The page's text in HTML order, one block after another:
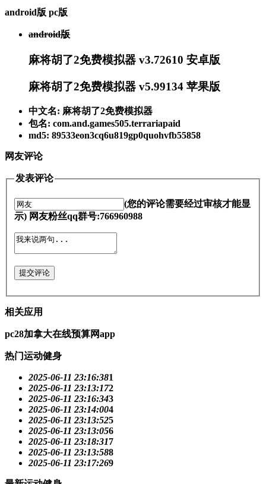
android版 pc版
android版
麻将胡了2免费模拟器 v3.72610 安卓版
麻将胡了2免费模拟器 v5.99134 苹果版
中文名: 麻将胡了2免费模拟器
包名: com.and.games505.terrariapaid
md5: 89533eon3cq6u819gp0quohvfb55858
网友评论
发表评论
(您的评论需要经过审核才能显
示) 网友粉丝qq群号:766960988
提交评论
相关应用
pc28加拿大在线预算网app
热门运动健身
2025-06-11 23:16:381
2025-06-11 23:13:172
2025-06-11 23:16:343
2025-06-11 23:14:004
2025-06-11 23:13:525
2025-06-11 23:13:056
2025-06-11 23:18:317
2025-06-11 23:13:588
2025-06-11 23:17:269